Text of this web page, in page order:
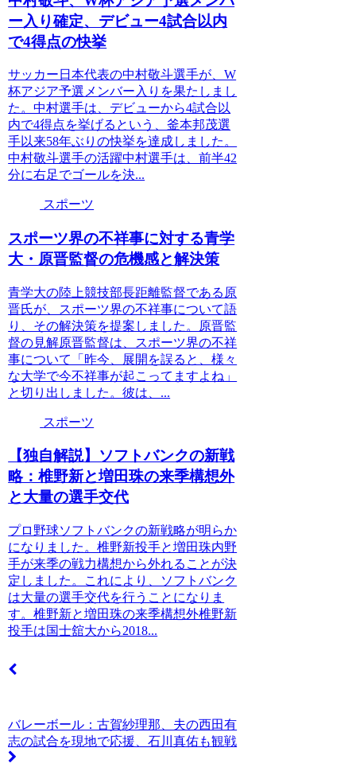
ー入り確定、デビュー4試合以内
で4得点の快挙
サッカー日本代表の中村敬斗選手が、W
杯アジア予選メンバー入りを果たしまし
た。中村選手は、デビューから4試合以
内で4得点を挙げるという、釜本邦茂選
手以来58年ぶりの快挙を達成しました。
中村敬斗選手の活躍中村選手は、前半42
分に右足でゴールを決...
スポーツ
スポーツ界の不祥事に対する青学
大・原晋監督の危機感と解決策
青学大の陸上競技部長距離監督である原
晋氏が、スポーツ界の不祥事について語
り、その解決策を提案しました。原晋監
督の見解原晋監督は、スポーツ界の不祥
事について「昨今、展開を誤ると、様々
な大学で今不祥事が起こってますよね」
と切り出しました。彼は、...
スポーツ
【独自解説】ソフトバンクの新戦
略：椎野新と増田珠の来季構想外
と大量の選手交代
プロ野球ソフトバンクの新戦略が明らか
になりました。椎野新投手と増田珠内野
手が来季の戦力構想から外れることが決
定しました。これにより、ソフトバンク
は大量の選手交代を行うことになりま
す。椎野新と増田珠の来季構想外椎野新
投手は国士舘大から2018...
バレーボール：古賀紗理那、夫の西田有
志の試合を現地で応援、石川真佑も観戦